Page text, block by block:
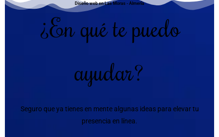
Diseño web en Las Moras - Almería
¿En qué te puedo
ayudar?
Seguro que ya tienes en mente algunas ideas para elevar tu
presencia en línea.